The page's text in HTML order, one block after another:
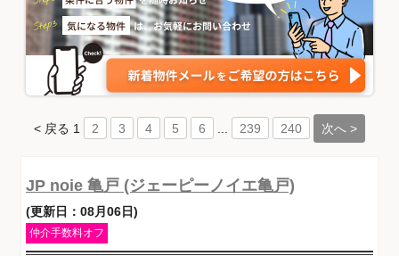
< 戻る 1 2 3 4 5 6 239 240 次へ >
JP noie 亀戸 (ジェーピーノイエ亀戸)
(更新日：08月06日)
仲介手数料オフ